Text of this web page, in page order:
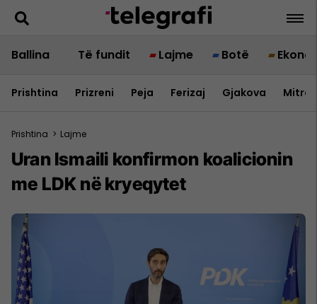
Ballina Të fundit Lajme Botë
Prishtina Prizreni Peja Ferizaj Gjakova
Prishtina > Lajme
Uran Ismaili konfirmon koalicionin
me LDK në kryeqytet